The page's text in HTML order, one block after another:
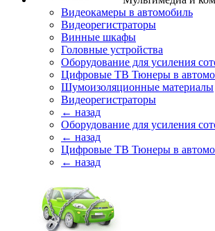
Видеокамеры в автомобиль
Видеорегистраторы
Винные шкафы
Головные устройства
Оборудование для усиления
Цифровые ТВ Тюнеры в
Шумоизоляционные материалы
Видеорегистраторы
← назад
Оборудование для усиления
← назад
Цифровые ТВ Тюнеры в
← назад